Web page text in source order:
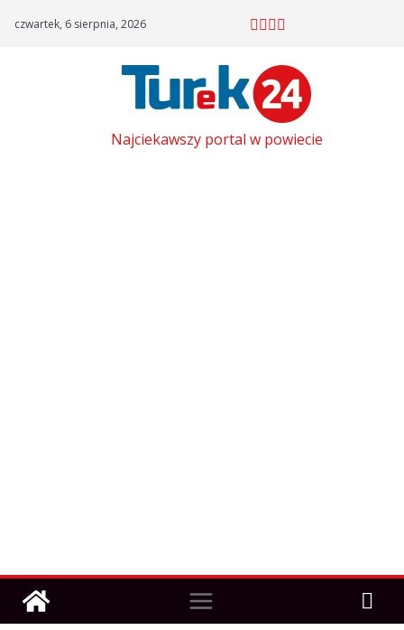
czwartek, 6 sierpnia, 2026
Najciekawszy portal w powiecie